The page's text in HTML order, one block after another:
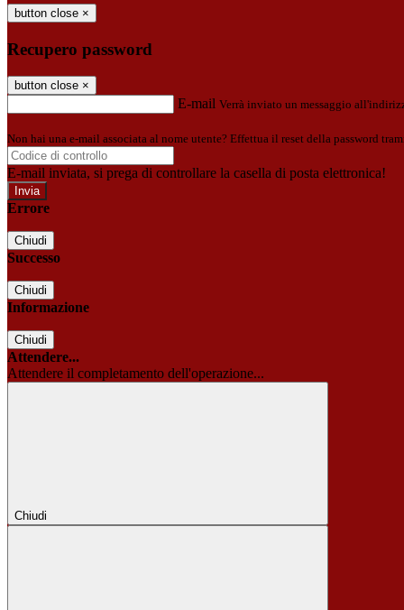
button close ×
Recupero password
button close ×
E-mail Verrà inviato un messaggio
Non hai una e-mail associata al nome utente? Effettua il reset della password
E-mail inviata, si prega di controllare la casella di posta elettronica!
Errore
Chiudi
Successo
Chiudi
Informazione
Chiudi
Attendere...
Attendere il completamento dell'operazione...
Chiudi